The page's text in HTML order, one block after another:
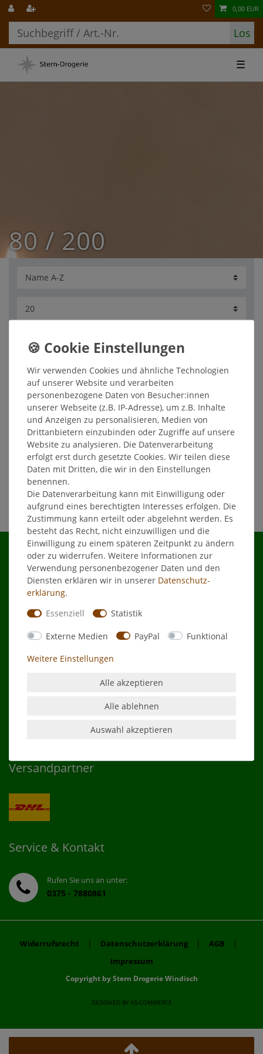
Los
0,00 EUR
☰
80 / 200
Stumpenkerze 80 x 200 mm rot, 1
Stück, deutsche Produktion
5,05 € *
In den Warenkorb
*inkl. ges. MwSt.zzgl.Versandkosten
Shop
Kontakt
Zahlungsarten
Versandpartner
Service & Kontakt
Rufen Sie uns an unter:
0375 - 7880861
Widerrufsrecht | Datenschutzerklärung | AGB |
Impressum
Copyright by Stern Drogerie Windisch
DESIGNED BY KS-COMMERCE
Wir verwenden Cookies und ähnliche Technologien
auf unserer Website und verarbeiten
personenbezogene Daten von Besucher:innen
unserer Webseite (z.B. IP-Adresse), um z.B. Inhalte
und Anzeigen zu personalisieren, Medien von
Drittanbietern einzubinden oder Zugriffe auf unsere
Website zu analysieren. Die Datenverarbeitung
erfolgt erst durch gesetzte Cookies. Wir teilen diese
Daten mit Dritten, die wir in den Einstellungen
benennen.
Die Datenverarbeitung kann mit Einwilligung oder
aufgrund eines berechtigten Interesses erfolgen. Die
Zustimmung kann erteilt oder abgelehnt werden. Es
besteht das Recht, nicht einzuwilligen und die
Einwilligung zu einem späteren Zeitpunkt zu ändern
oder zu widerrufen. Weitere Informationen zur
Verwendung personenbezogener Daten und den
Diensten erklären wir in unserer Daten­schutz­
erklärung.
Essenziell
Statistik
Externe Medien PayPal Funktional
Weitere Einstellungen
Alle akzeptieren
Alle ablehnen
Auswahl akzeptieren